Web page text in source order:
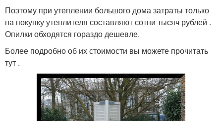
Поэтому при утеплении большого дома затраты только
на покупку утеплителя составляют сотни тысяч рублей .
Опилки обходятся гораздо дешевле.
Более подробно об их стоимости вы можете прочитать
тут .